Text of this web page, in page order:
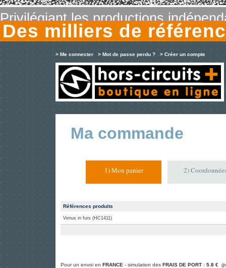
Privilégiant les productions
Des milliers de
> Me connecter > Mot de passe perdu ? > Créer un compte
Ma commande
1) Mon panier 2)
Références produits
Venus in furs (HC1411)
Pour un envoi en FRANCE - simulation des FRAIS DE PORT : 5.8 €